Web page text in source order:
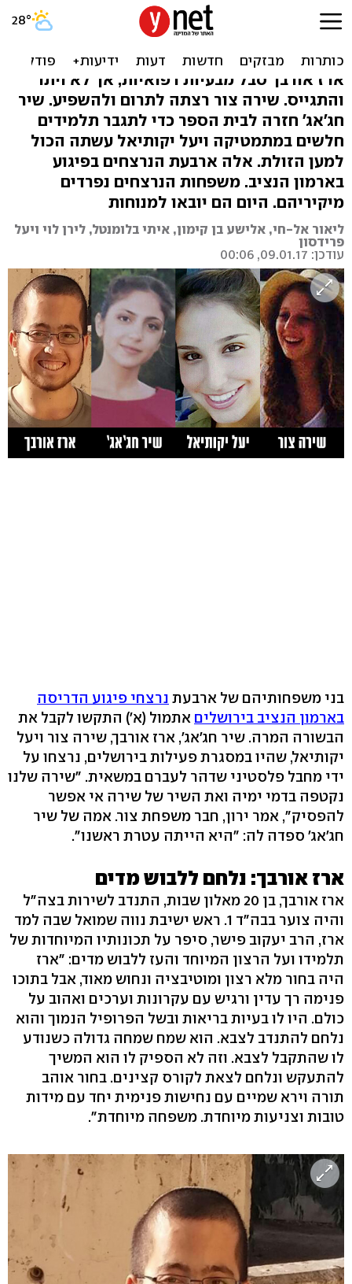
החיוכים שלא ייראו שוב:
סיפורי נרצחי הפיגוע
ארז אורבך סבל מבעיות רפואיות, אך לא ויתר
והתגייס. שירה צור רצתה לתרום ולהשפיע. שיר
חג'אג' חזרה לבית הספר כדי לתגבר תלמידים
חלשים במתמטיקה ויעל יקותיאל עשתה הכול
למען הזולת. אלה ארבעת הנרצחים בפיגוע
בארמון הנציב. משפחות הנרצחים נפרדים
מיקיריהם. היום הם יובאו למנוחות
ליאור אל-חי, אלישע בן קימון, איתי בלומנטל, לירן לוי ויעל
פרידסון
עודכן: 09.01.17, 00:06
בני משפחותיהם של ארבעת נרצחי פיגוע הדריסה
בארמון הנציב בירושלים אתמול (א') התקשו לקבל את
הבשורה המרה. שיר חג'אג', ארז אורבך, שירה צור ויעל
יקותיאל, שהיו במסגרת פעילות בירושלים, נרצחו על
ידי מחבל פלסטיני שדהר לעברם במשאית. "שירה שלנו
נקטפה בדמי ימיה ואת השיר של שירה אי אפשר
להפסיק", אמר ירון, חבר משפחת צור. אמה של שיר
חג'אג' ספדה לה: "היא הייתה עטרת ראשנו".
ארז אורבך: נלחם ללבוש מדים
ארז אורבך, בן 20 מאלון שבות, התנדב לשירות בצה"ל
והיה צוער בבה"ד 1. ראש ישיבת נווה שמואל שבה למד
ארז, הרב יעקוב פישר, סיפר על תכונותיו המיוחדות של
תלמידו ועל הרצון המיוחד והעז ללבוש מדים: "ארז
היה בחור מלא רצון ומוטיבציה ונחוש מאוד, אבל בתוכו
פנימה רך עדין ורגיש עם עקרונות וערכים ואהוב על
כולם. היו לו בעיות בריאות ובשל הפרופיל הנמוך והוא
נלחם להתנדב לצבא. הוא שמח שמחה גדולה כשנודע
לו שהתקבל לצבא. וזה לא הספיק לו הוא המשיך
להתעקש ונלחם לצאת לקורס קצינים. בחור אוהב
תורה וירא שמיים עם נחישות פנימית יחד עם מידות
טובות וצניעות מיוחדת. משפחה מיוחדת".